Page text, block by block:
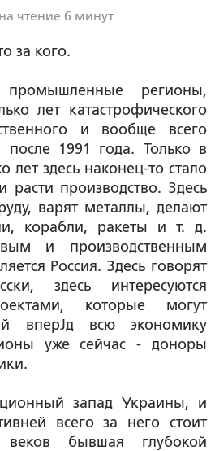
чтение 6 минут
за кого.
регионы,
лет катастрофического
и вообще всего
после 1991 года. Только в
лет здесь наконец-то стало
расти производство. Здесь
варят металлы, делают
корабли, ракеты и т. д.
и производственным
Россия. Здесь говорят
здесь интересуются
которые могут
вперЈд всю экономику
уже сейчас - доноры
запад Украины, и
всего за него стоит
веков бывшая глубокой